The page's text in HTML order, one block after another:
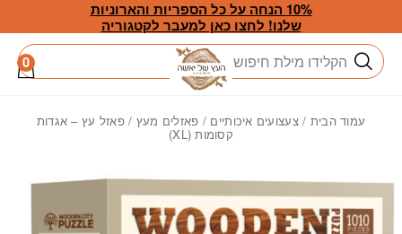
Skip to Content
10% הנחה על כל הספריות והארוניות
שלנו! לחצו כאן למעבר לקטגוריה
חיפוש 0
עמוד הבית /צעצועים איכותיים / פאזלים מעץ / פאזל עץ – אגדות
קסומות (XL)